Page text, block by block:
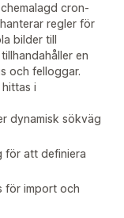
cron-
regler för
bilder till
en
och felloggar.
i
dynamisk sökväg
för att definiera
för import och